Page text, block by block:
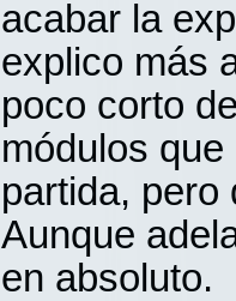
acabar la
explico más
poco corto
módulos
partida, pero
Aunque
en absoluto.